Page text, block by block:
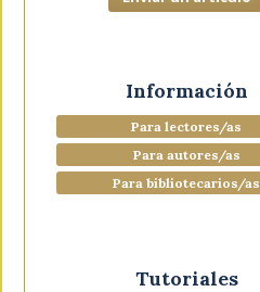
Información
Para lectores/as
Para autores/as
Para bibliotecarios/as
Tutoriales